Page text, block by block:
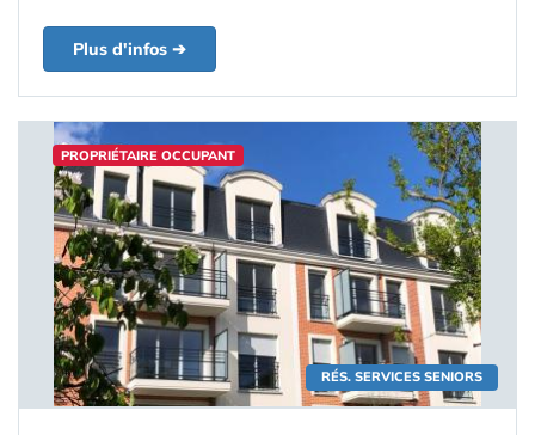
Plus d'infos ➔
RÉS. SERVICES SENIORS
PROPRIÉTAIRE OCCUPANT